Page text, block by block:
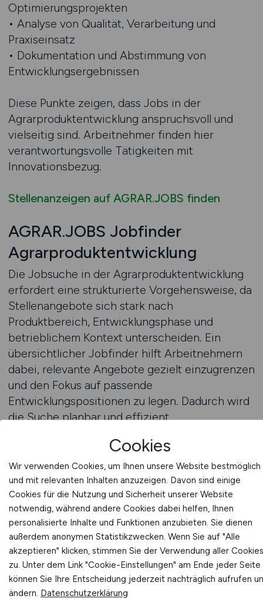
Optimierungsprojekten
• Analyse von Qualität, Verarbeitung und
Praxiseinsatz
• Dokumentation und Abstimmung von
Entwicklungsergebnissen
Diese Punkte zeigen, dass Jobs in der
Agrarproduktentwicklung anspruchsvoll und
vielseitig sind. Arbeitnehmer finden hier
verantwortungsvolle Tätigkeiten mit
Innovationsbezug.
Stellenanzeigen auf AGRAR.JOBS finden
AGRAR.JOBS Jobfinder
Agrarproduktentwicklung
Die Jobsuche in der Agrarproduktentwicklung
erfordert eine strukturierte Vorgehensweise, da
Stellenangebote sich stark nach
Produktbereich, Entwicklungsphase und
betrieblichem Kontext unterscheiden. Ein
übersichtlicher Jobfinder hilft Arbeitnehmern
dabei, relevante Angebote gezielt einzugrenzen
und den Fokus auf passende
Entwicklungspositionen zu legen. Dadurch wird
die Suche planbar und effizient.
Über den Jobfinder lassen sich Jobs in der
Agrarproduktentwicklung nach verschiedenen
Kriterien durchsuchen, etwa nach Region,
inhaltlichem Schwerpunkt oder Art der
Tätigkeit. Für Arbeitnehmer ist das besonders
wichtig, da viele Positionen projektbezogen
oder an bestimmte Standorte gebunden sind.
Gleichzeitig eröffnet der Jobfinder neue
Perspektiven, indem auch spezialisierte
Entwicklungsbereiche sichtbar werden.
Cookies
Wir verwenden Cookies, um Ihnen unsere Website bestmöglich
und mit relevanten Inhalten anzuzeigen. Davon sind einige
Cookies für die Nutzung und Sicherheit unserer Website
notwendig, während andere Cookies dabei helfen, Ihnen
personalisierte Inhalte und Funktionen anzubieten. Sie dienen
außerdem anonymen Statistikzwecken. Wenn Sie auf "Alle
akzeptieren" klicken, stimmen Sie der Verwendung aller Cookies
zu. Unter dem Link "Cookie-Einstellungen" am Ende jeder Seite
können Sie Ihre Entscheidung jederzeit nachträglich aufrufen
ändern. Datenschutzerklärung